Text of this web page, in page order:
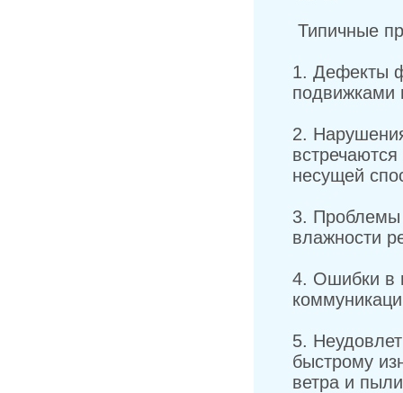
Типичные
1. Дефекты
подвижками
2.
несущей
3. Проблемы
влажности
4. Ошибки в
5.
быстрому
ветра и